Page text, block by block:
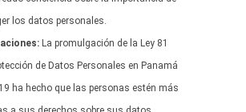
los datos personales.
La promulgación de la Ley 81
de Datos Personales en Panamá
ha hecho que las personas estén más